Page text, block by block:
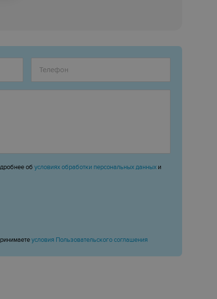
об условиях обработки персональных данных и
условия Пользовательского соглашения